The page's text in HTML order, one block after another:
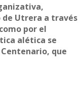
Utrera a través
por el
alética se
que